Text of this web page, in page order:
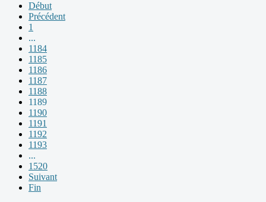
Début
Précédent
1
...
1184
1185
1186
1187
1188
1189
1190
1191
1192
1193
...
1520
Suivant
Fin